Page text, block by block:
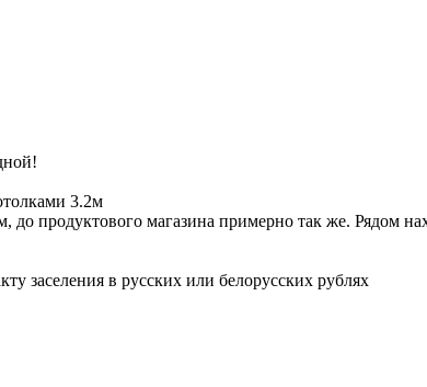
3.2м
продуктового магазина примерно так же. Рядом
заселения в русских или белорусских рублях